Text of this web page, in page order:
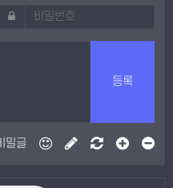
등록
밀글